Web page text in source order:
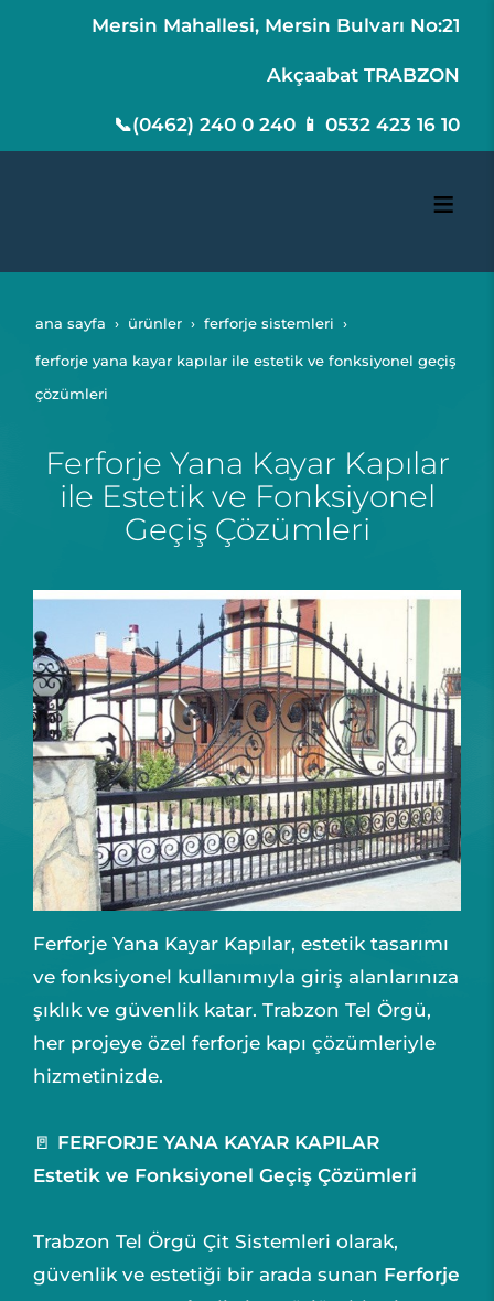
Mersin Mahallesi, Mersin Bulvarı No:21
Akçaabat TRABZON
📞(0462) 240 0 240 📱 0532 423 16 10
ana sayfa ürünler ferforje sistemleri
ferforje yana kayar kapılar ile estetik ve fonksiyonel geçiş
çözümleri
Ferforje Yana Kayar Kapılar
ile Estetik ve Fonksiyonel
Geçiş Çözümleri
Ferforje Yana Kayar Kapılar, estetik tasarımı
ve fonksiyonel kullanımıyla giriş alanlarınıza
şıklık ve güvenlik katar. Trabzon Tel Örgü,
her projeye özel ferforje kapı çözümleriyle
hizmetinizde.
🚪 FERFORJE YANA KAYAR KAPILAR
Estetik ve Fonksiyonel Geçiş Çözümleri
Trabzon Tel Örgü Çit Sistemleri olarak,
güvenlik ve estetiği bir arada sunan Ferforje